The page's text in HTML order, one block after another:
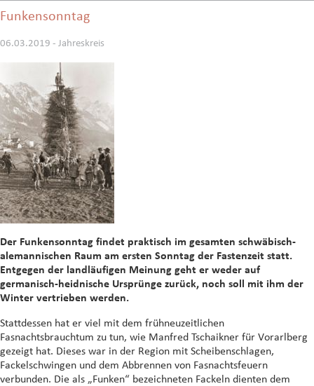
Funkensonntag
06.03.2019 - Jahreskreis
Der Funkensonntag findet praktisch im gesamten schwäbisch-
alemannischen Raum am ersten Sonntag der Fastenzeit statt.
Entgegen der landläufigen Meinung geht er weder auf
germanisch-heidnische Ursprünge zurück, noch soll mit ihm der
Winter vertrieben werden.
Stattdessen hat er viel mit dem frühneuzeitlichen
Fasnachtsbrauchtum zu tun, wie Manfred Tschaikner für Vorarlberg
gezeigt hat. Dieses war in der Region mit Scheibenschlagen,
Fackelschwingen und dem Abbrennen von Fasnachtsfeuern
verbunden. Die als „Funken“ bezeichneten Fackeln dienten dem